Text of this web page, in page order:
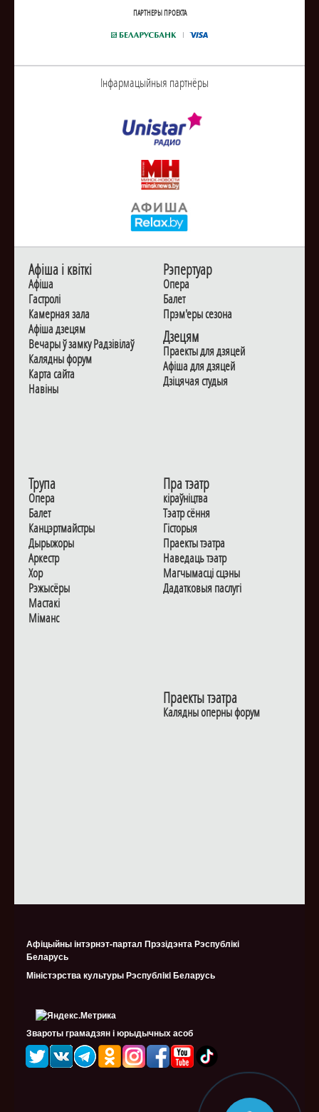
ПАРТНЕРЫ ПРОЕКТА
Інфармацыйныя партнёры
Афiша i квiткi
Афiша
Гастролi
Камерная зала
Афiша дзецям
Вечары ў замку Радзiвiлаў
Калядны форум
Карта сайта
Навiны
Рэпертуар
Опера
Балет
Прэм'еры сезона
Дзецям
Праекты для дзяцей
Афiша для дзяцей
Дзiцячая студыя
Трупа
Опера
Балет
Канцэртмайстры
Дырыжоры
Аркестр
Хор
Рэжысёры
Мастакі
Мiманс
Пра тэатр
кіраўніцтва
Тэатр сёння
Гiсторыя
Праекты тэатра
Наведаць тэатр
Магчымасцi сцэны
Дадаткoвыя паслугi
Праекты тэатра
Калядны оперны форум
Афіцыйны інтэрнэт-партал Прэзідэнта Рэспублікі
Беларусь
Міністэрства культуры Рэспублiкi Беларусь
Звароты грамадзян і юрыдычных асоб